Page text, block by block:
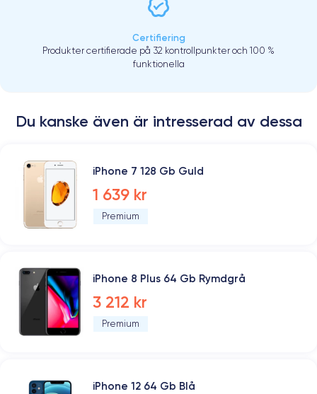
Certifiering
Produkter certifierade på 32 kontrollpunkter och 100 %
funktionella
Du kanske även är intresserad av dessa
iPhone 7 128 Gb Guld
1 639 kr
Premium
iPhone 8 Plus 64 Gb Rymdgrå
3 212 kr
Premium
iPhone 12 64 Gb Blå